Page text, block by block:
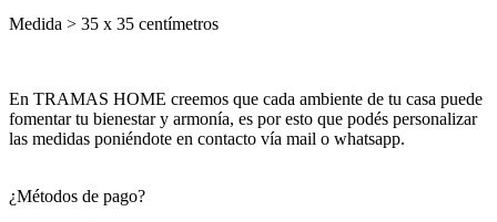
Medida > 35 x 35 centímetros
En TRAMAS HOME creemos que cada ambiente de tu casa puede
fomentar tu bienestar y armonía, es por esto que podés personalizar
las medidas poniéndote en contacto vía mail o whatsapp.
¿Métodos de pago?